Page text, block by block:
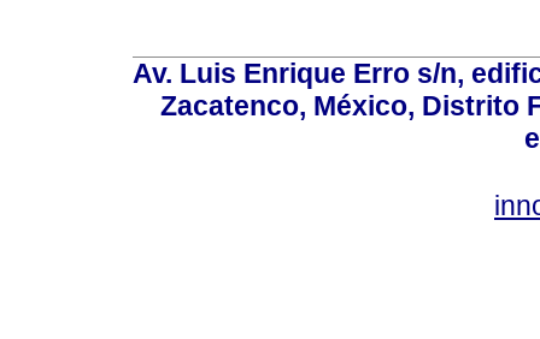
Av. Luis Enrique Erro s/n,
Zacatenco, México, Distrito